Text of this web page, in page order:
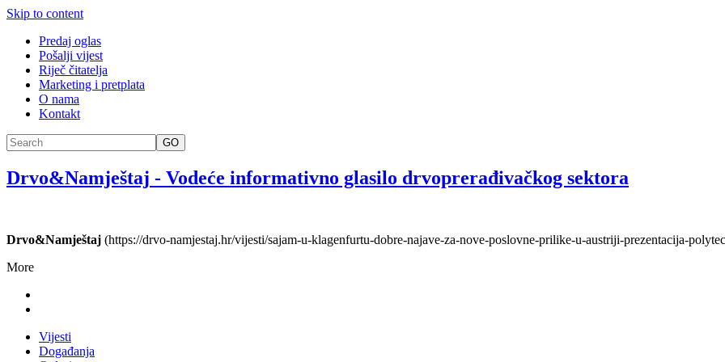
Skip to content
Predaj oglas
Pošalji vijest
Riječ čitatelja
Marketing i pretplata
O nama
Kontakt
GO
Drvo&Namještaj - Vodeće informativno glasilo drvoprerađivačkog sektora
Drvo&Namještaj (https://drvo-namjestaj.hr/vijesti/sajam-u-klagenfurtu-dobre-najave-za-nove-poslovne-prilike-u-austriji-prezentacija-
More
Vijesti
Događanja